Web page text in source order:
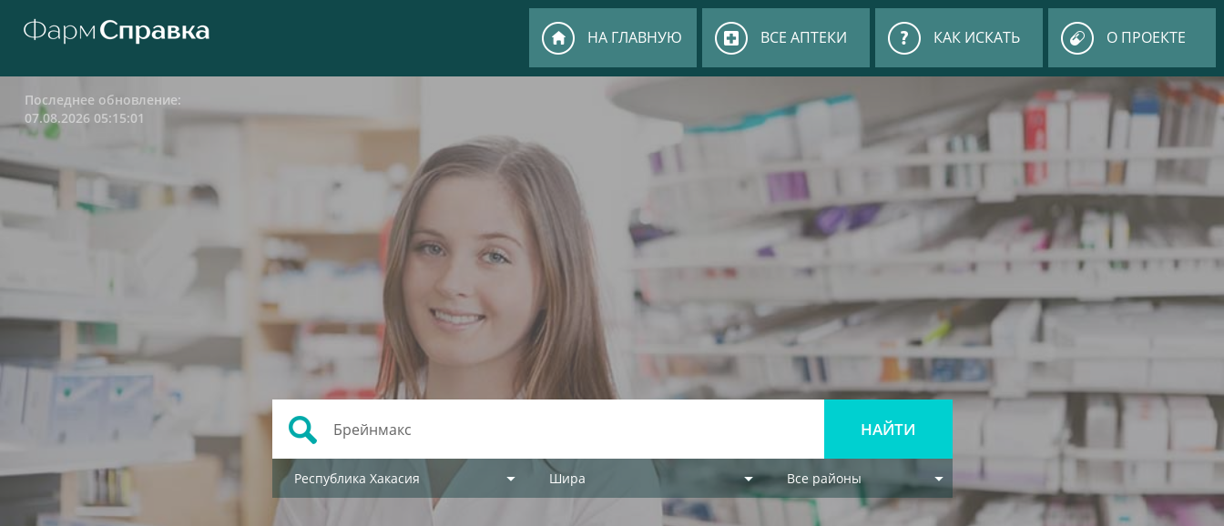
НА ГЛАВНУЮ ВСЕ АПТЕКИ КАК ИСКАТЬ О ПРОЕКТЕ
Последнее обновление:
07.08.2026 05:15:01
Республика Хакасия Шира Все районы